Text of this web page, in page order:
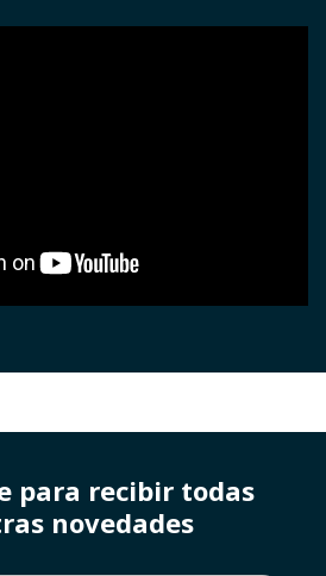
para recibir todas
novedades